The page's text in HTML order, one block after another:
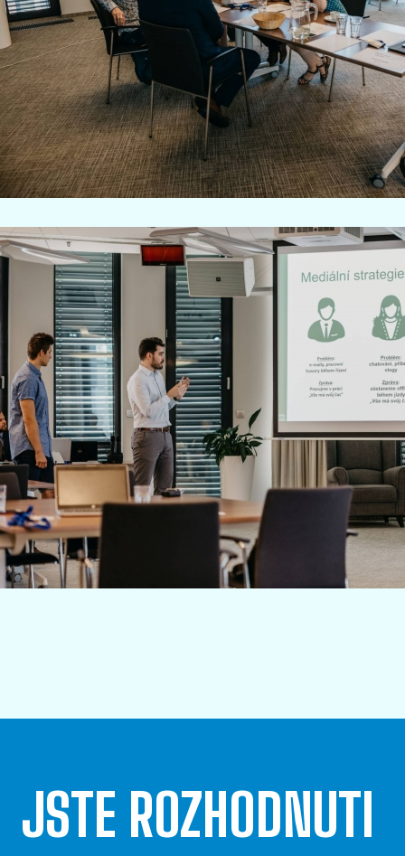
JSTE ROZHODNUTI